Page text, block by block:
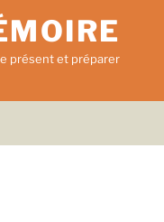
présent et préparer